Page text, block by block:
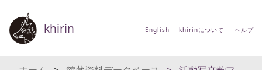
khirin English khirinについて ヘルプ